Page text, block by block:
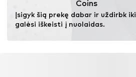
Coins
Įsigyk šią prekę dabar ir uždirbk iki
galėsi iškeisti į nuolaidas.